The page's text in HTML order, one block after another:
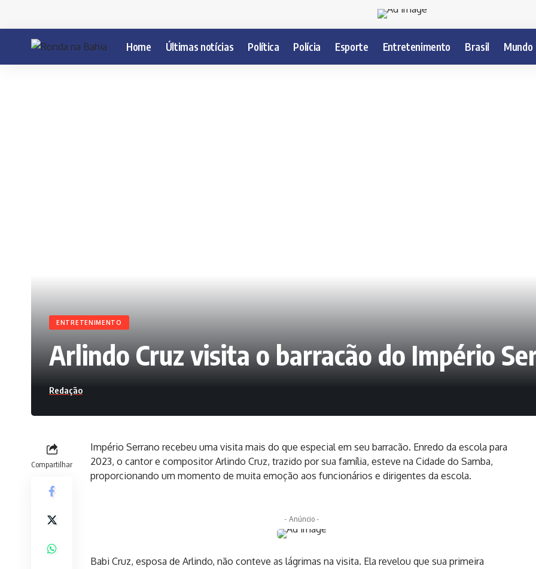
Home Últimas notícias Política Polícia Esporte Entretenimento Brasil Mundo
ENTRETENIMENTO
Arlindo Cruz visita o barracão do Império
Redação
Compartilhar
Império Serrano recebeu uma visita mais do que especial em seu barracão. Enredo da escola para
2023, o cantor e compositor Arlindo Cruz, trazido por sua família, esteve na Cidade do Samba,
proporcionando um momento de muita emoção aos funcionários e dirigentes da escola.
- Anúncio -
Babi Cruz, esposa de Arlindo, não conteve as lágrimas na visita. Ela revelou que sua primeira